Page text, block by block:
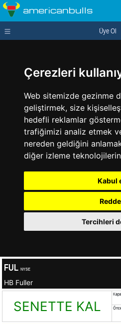
Çerezleri
Web sitemizde gezinme
geliştirmek, size
hedefli reklamlar
trafiğimizi analiz etmek
nereden geldiğini
diğer izleme
Kabul
Tercihleri
americanbulls
Üye Ol
FUL NYSE
HB Fuller
SENETTE KAL